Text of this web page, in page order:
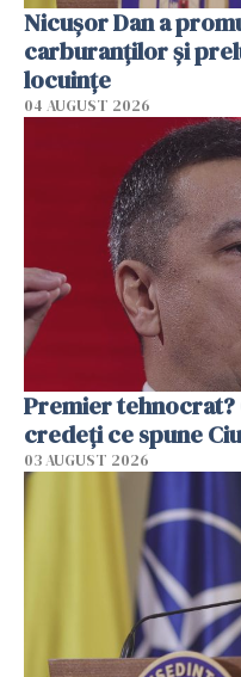
Nicuşor Dan a
carburanţilor şi
locuinţe
04 AUGUST 2026
Premier tehnocrat?
credeți ce spune
03 AUGUST 2026